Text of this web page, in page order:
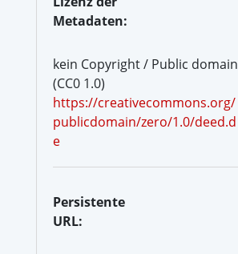
Metadaten:
kein Copyright / Public domain
(CC0 1.0)
https://creativecommons.org/
publicdomain/zero/1.0/deed.d
e
Persistente
URL: